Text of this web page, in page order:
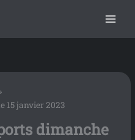
15 janvier 2023
dimanche